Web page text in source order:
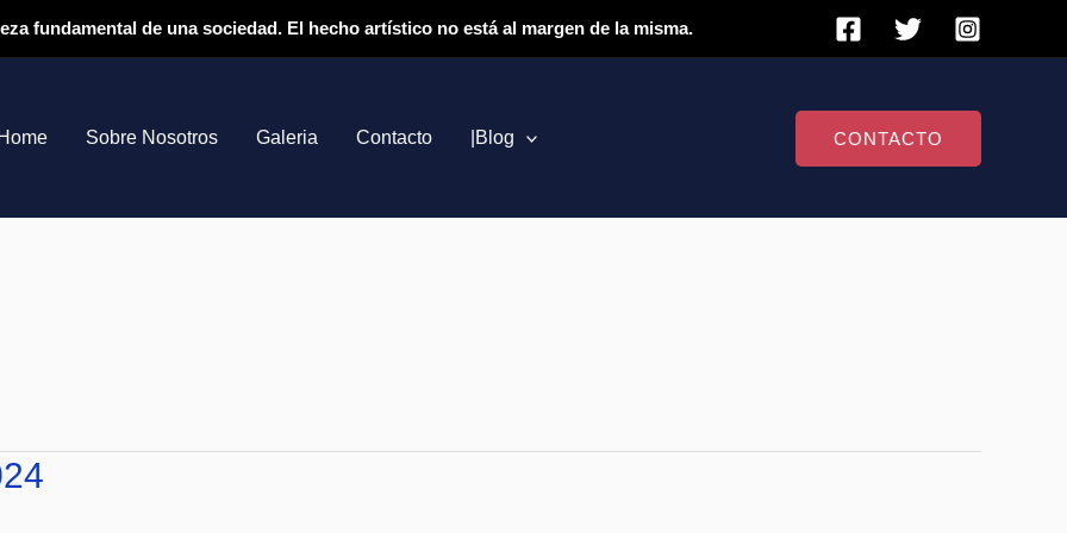
fundamental de una sociedad. El hecho artístico no está al margen de la misma.
Home Sobre Nosotros Galeria Contacto |Blog CONTACTO